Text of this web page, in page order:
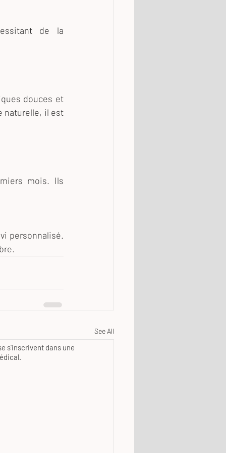
de la
douces et
naturelle, il est
mois. Ils
personnalisé.
See All
s'inscrivent dans une